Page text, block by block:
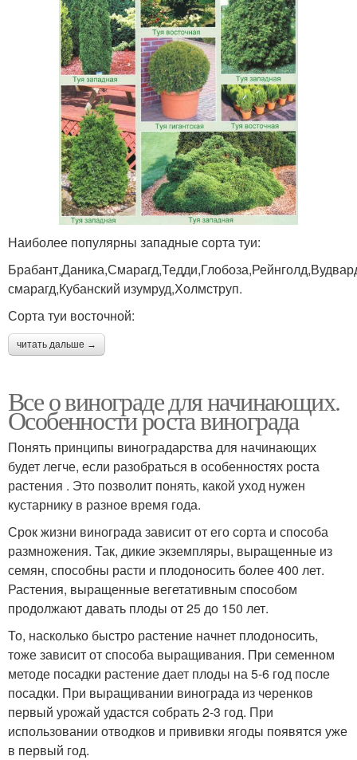
Наиболее популярны западные сорта туи:
смарагд,Кубанский изумруд,Холмструп.
Сорта туи восточной:
читать дальше →
Все о винограде для начинающих.
Особенности роста винограда
Понять принципы виноградарства для начинающих
будет легче, если разобраться в особенностях роста
растения . Это позволит понять, какой уход нужен
кустарнику в разное время года.
Срок жизни винограда зависит от его сорта и способа
размножения. Так, дикие экземпляры, выращенные из
семян, способны расти и плодоносить более 400 лет.
Растения, выращенные вегетативным способом
продолжают давать плоды от 25 до 150 лет.
То, насколько быстро растение начнет плодоносить,
тоже зависит от способа выращивания. При семенном
методе посадки растение дает плоды на 5-6 год после
посадки. При выращивании винограда из черенков
первый урожай удастся собрать 2-3 год. При
использовании отводков и прививки ягоды появятся уже
в первый год.